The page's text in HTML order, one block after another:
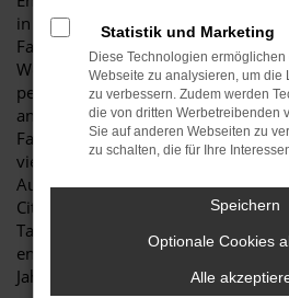
in Bautzen machen Sie alles richtig
Fahrzeug für diese Stadt. Einerseits
Wendigkeit und der sparsamen
perfekt auf den Stadtverkehr von
andererseits ist der Toyota Proace
Fahrten auf Autobahn oder
vielseitige Modell erhalten Sie als
Autohaus Schiefelbein. Wir bieten
City Verso sowohl als Neuwagen als
Tageszulassung. Wer noch etwas
entscheidet sich für ein
Jahreswagen.
Statistik und Marketing
Diese Technologien
Webseite zu analysieren, um die
zu verbessern. Zudem werden
die von dritten Werbetreibenden
Sie auf anderen Webseiten zu
zu schalten, die für Ihre
Speichern
Optionale Cookies
Alle